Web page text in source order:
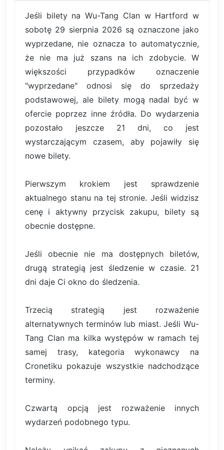
Jeśli bilety na Wu-Tang Clan w Hartford w
sobotę 29 sierpnia 2026 są oznaczone jako
wyprzedane, nie oznacza to automatycznie,
że nie ma już szans na ich zdobycie. W
większości przypadków oznaczenie
"wyprzedane" odnosi się do sprzedaży
podstawowej, ale bilety mogą nadal być w
ofercie poprzez inne źródła. Do wydarzenia
pozostało jeszcze 21 dni, co jest
wystarczającym czasem, aby pojawiły się
nowe bilety.
Pierwszym krokiem jest sprawdzenie
aktualnego stanu na tej stronie. Jeśli widzisz
cenę i aktywny przycisk zakupu, bilety są
obecnie dostępne.
Jeśli obecnie nie ma dostępnych biletów,
drugą strategią jest śledzenie w czasie. 21
dni daje Ci okno do śledzenia.
Trzecią strategią jest rozważenie
alternatywnych terminów lub miast. Jeśli Wu-
Tang Clan ma kilka występów w ramach tej
samej trasy, kategoria wykonawcy na
Cronetiku pokazuje wszystkie nadchodzące
terminy.
Czwartą opcją jest rozważenie innych
wydarzeń podobnego typu.